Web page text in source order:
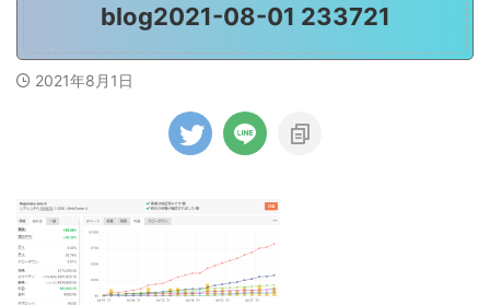
blog2021-08-01 233721
2021年8月1日